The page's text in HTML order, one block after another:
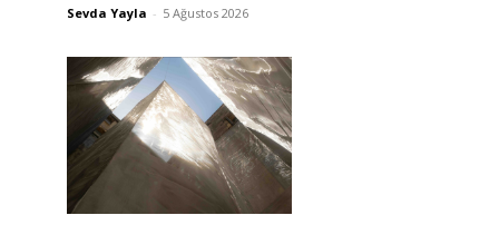
Sevda Yayla - 5 Ağustos 2026